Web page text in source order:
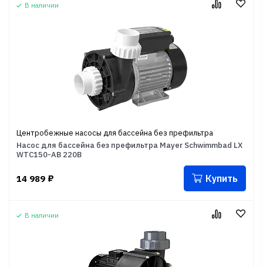
В наличии
Центробежные насосы для бассейна без префильтра
Насос для бассейна без префильтра Mayer Schwimmbad LX
WTC150-AB 220В
14 989 ₽ Купить
В наличии